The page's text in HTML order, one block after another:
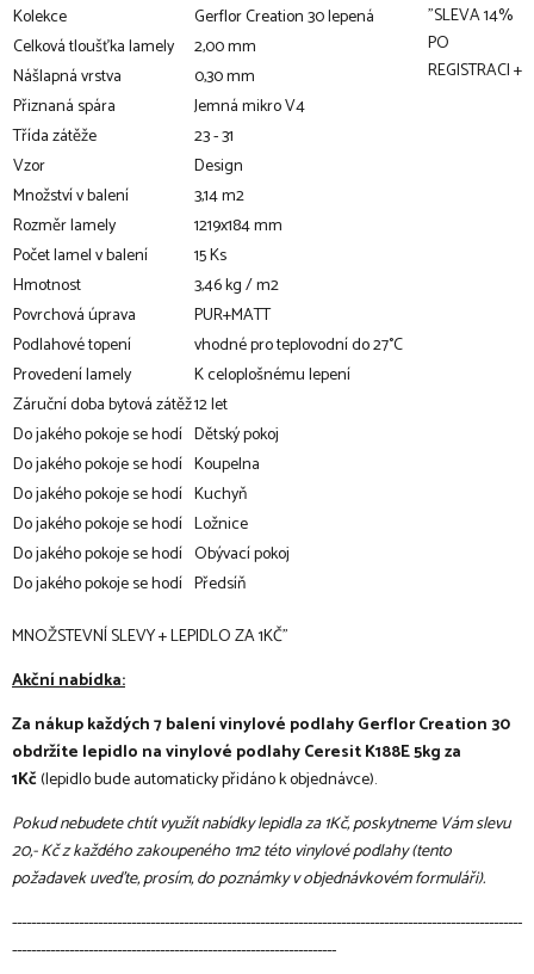
Kolekce
Gerflor Creation 30 lepená
Celková tloušťka lamely
2,00 mm
Nášlapná vrstva
0,30 mm
Přiznaná spára
Jemná mikro V4
Třída zátěže
23 - 31
Vzor
Design
Množství v balení
3,14 m2
Rozměr lamely
1219x184 mm
Počet lamel v balení
15 Ks
Hmotnost
3,46 kg / m2
Povrchová úprava
PUR+MATT
Podlahové topení
vhodné pro teplovodní do 27°C
Provedení lamely
K celoplošnému lepení
Záruční doba bytová zátěž12 let
Do jakého pokoje se hodí Dětský pokoj
Do jakého pokoje se hodí Koupelna
Do jakého pokoje se hodí Kuchyň
Do jakého pokoje se hodí Ložnice
Do jakého pokoje se hodí Obývací pokoj
Do jakého pokoje se hodí Předsíň
"SLEVA 14%
PO
REGISTRACI +
MNOŽSTEVNÍ SLEVY + LEPIDLO ZA 1KČ"
Akční nabídka:
Za nákup každých 7 balení vinylové podlahy Gerflor Creation 30
obdržíte lepidlo na vinylové podlahy Ceresit K188E 5kg za
1Kč(lepidlo bude automaticky přidáno k objednávce).
Pokud nebudete chtít využít nabídky lepidla za 1Kč, poskytneme Vám slevu
20,- Kč z každého zakoupeného 1m2 této vinylové podlahy (tento
požadavek uveďte, prosím, do poznámky v objednávkovém formuláři).
-----------------------------------------------------------------------------------------------------------
--------------------------------------------------------------------